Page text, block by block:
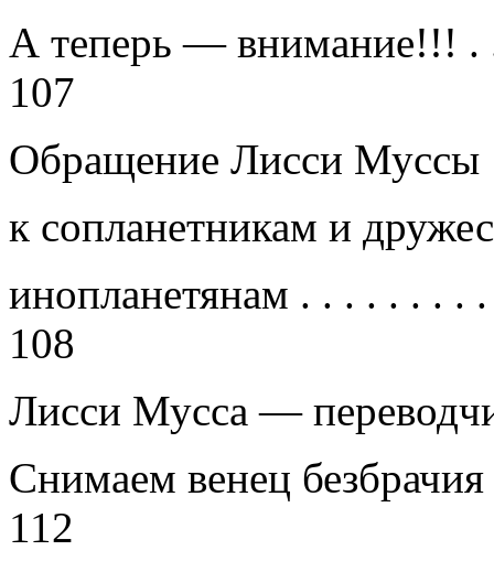
А теперь — внимание!!! .
107
Обращение Лисси Муссы
к сопланетникам и
инопланетянам . . . . . . . .
108
Лисси Мусса —
Снимаем венец безбрачия
112